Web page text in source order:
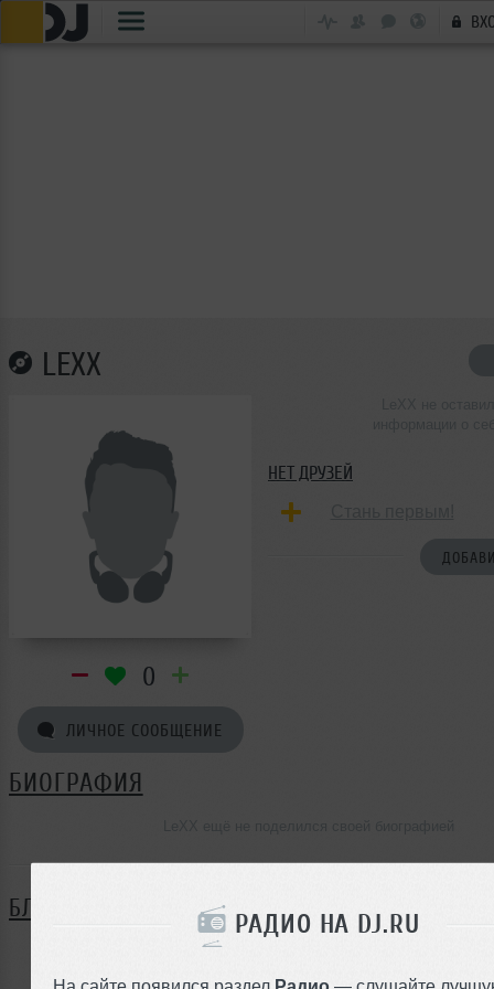
РАДИО НА DJ.RU
На сайте появился раздел Радио — слушайте
LEXX
0
ЛИЧНОЕ СООБЩЕНИЕ
НЕТ ДРУЗЕЙ
БИОГРАФИЯ
БЛОГ